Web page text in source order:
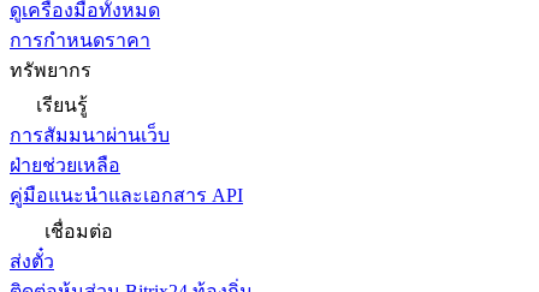
ดูเครื่องมือทั้งหมด
การกำหนดราคา
ทรัพยากร
เรียนรู้
การสัมมนาผ่านเว็บ
ฝ่ายช่วยเหลือ
คู่มือแนะนำและเอกสาร API
เชื่อมต่อ
ส่งตั๋ว